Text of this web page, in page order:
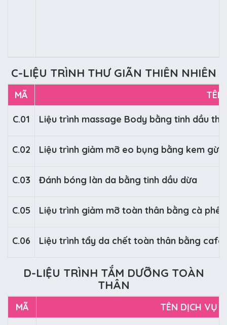
C-LIỆU TRÌNH THƯ GIÃN THIÊN NHIÊN
MÃ TÊN
C.01 Liệu trình massage Body bằng tinh dầu
C.02 Liệu trình giảm mỡ eo bụng bằng kem
C.03 Đánh bóng làn da bằng tinh dầu dừa
C.05 Liệu trình giảm mỡ toàn thân bằng cà
C.06 Liệu trình tẩy da chết toàn thân bằng
D-LIỆU TRÌNH TẮM DƯỠNG TOÀN
THÂN
MÃ TÊN DỊCH VỤ